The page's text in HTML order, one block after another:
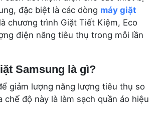
đặc biệt là các dòng máy giặt
chương trình Giặt Tiết Kiệm, Eco
điện năng tiêu thụ trong mỗi lần
Samsung là gì?
giảm lượng năng lượng tiêu thụ so
độ này là làm sạch quần áo hiệu